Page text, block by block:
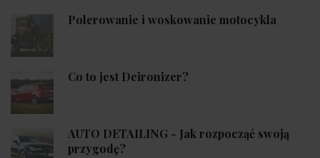
Polerowanie i woskowanie motocykla
Co to jest Deironizer?
AUTO DETAILING - Jak rozpocząć swoją
przygodę?